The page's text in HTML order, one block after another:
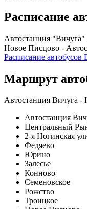
Расписание
Автостанция
Новое Писцово -
Расписание автобусов
Маршрут
Автостанция Вичуга -
Автостанция
Центральный
2-я Ногинская
Федяево
Юрино
Залесье
Конново
Семеновское
Рожство
Троицкое